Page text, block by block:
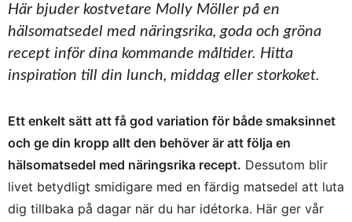
Här bjuder kostvetare Molly Möller på en
hälsomatsedel med näringsrika, goda och gröna
recept inför dina kommande måltider. Hitta
inspiration till din lunch, middag eller storkoket.
Ett enkelt sätt att få god variation för både smaksinnet
och ge din kropp allt den behöver är att följa en
hälsomatsedel med näringsrika recept. Dessutom blir
livet betydligt smidigare med en färdig matsedel att luta
dig tillbaka på dagar när du har idétorka. Här ger vår